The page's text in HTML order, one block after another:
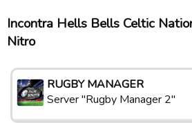
Incontra Hells Bells Celtic
Nitro
RUGBY MANAGER
Server "Rugby Manager 2"